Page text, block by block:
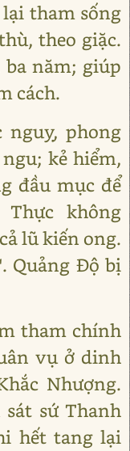
tham sống
theo giặc.
ba năm; giúp
cách.
nguỵ, phong
kẻ hiểm,
đầu mục để
Thực không
lũ kiến ong.
Quảng Độ bị
tham chính
vụ ở dinh
Nhượng.
sứ Thanh
hết tang lại